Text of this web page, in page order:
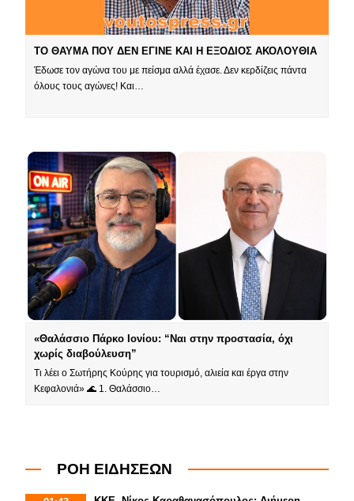
ΤΟ ΘΑΥΜΑ ΠΟΥ ΔΕΝ ΕΓΙΝΕ ΚΑΙ Η ΕΞΟΔΙΟΣ ΑΚΟΛΟΥΘΙΑ
Έδωσε τον αγώνα του με πείσμα αλλά έχασε. Δεν κερδίζεις πάντα
όλους τους αγώνες! Και…
«Θαλάσσιο Πάρκο Ιονίου: “Ναι στην προστασία, όχι
χωρίς διαβούλευση”
Τι λέει ο Σωτήρης Κούρης για τουρισμό, αλιεία και έργα στην
Κεφαλονιά» 🌊 1. Θαλάσσιο…
ΡΟΗ ΕΙΔΗΣΕΩΝ